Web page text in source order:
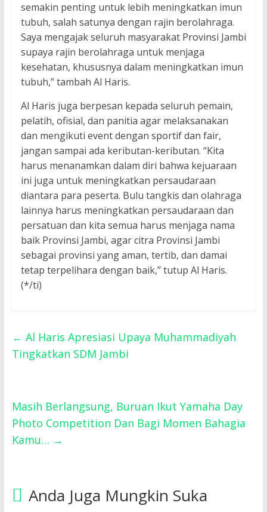
semakin penting untuk lebih meningkatkan imun
tubuh, salah satunya dengan rajin berolahraga.
Saya mengajak seluruh masyarakat Provinsi Jambi
supaya rajin berolahraga untuk menjaga
kesehatan, khususnya dalam meningkatkan imun
tubuh,” tambah Al Haris.
Al Haris juga berpesan kepada seluruh pemain,
pelatih, ofisial, dan panitia agar melaksanakan
dan mengikuti event dengan sportif dan fair,
jangan sampai ada keributan-keributan. “Kita
harus menanamkan dalam diri bahwa kejuaraan
ini juga untuk meningkatkan persaudaraan
diantara para peserta. Bulu tangkis dan olahraga
lainnya harus meningkatkan persaudaraan dan
persatuan dan kita semua harus menjaga nama
baik Provinsi Jambi, agar citra Provinsi Jambi
sebagai provinsi yang aman, tertib, dan damai
tetap terpelihara dengan baik,” tutup Al Haris.
(*/ti)
← Al Haris Apresiasi Upaya Muhammadiyah
Tingkatkan SDM Jambi
Masih Berlangsung, Buruan Ikut Yamaha Day
Photo Competition Dan Bagi Momen Bahagia
Kamu… →
Anda Juga Mungkin Suka